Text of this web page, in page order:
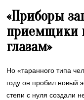
«Приборы
приемщики
глазам»
Но «таранного типа
году он пробил новый
степи с нуля создали